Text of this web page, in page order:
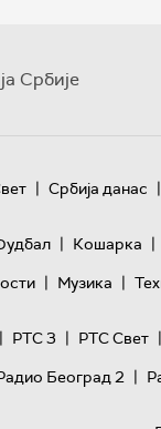
Србије
| Србија данас |
| Кошарка |
| Музика |
| РТС 3 | РТС Свет |
Београд 2 |